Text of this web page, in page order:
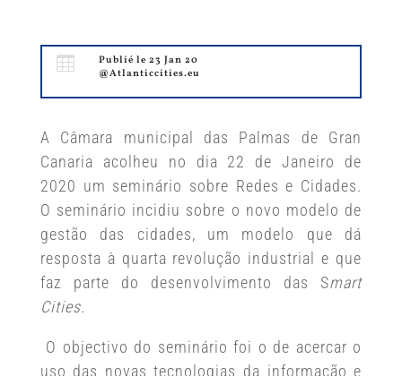

Publié le 23 Jan 20
@Atlanticcities.eu
A Câmara municipal das Palmas de Gran
Canaria acolheu no dia 22 de Janeiro de
2020 um seminário sobre Redes e Cidades.
O seminário incidiu sobre o novo modelo de
gestão das cidades, um modelo que dá
resposta à quarta revolução industrial e que
faz parte do desenvolvimento das Smart
Cities.
O objectivo do seminário foi o de acercar o
uso das novas tecnologias da informação e